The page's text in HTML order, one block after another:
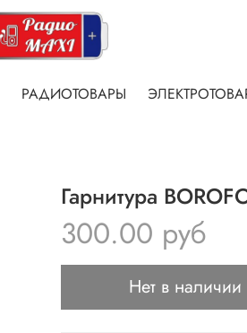
РАДИОТОВАРЫ
Гарнитура
300.00 руб
Нет в наличии